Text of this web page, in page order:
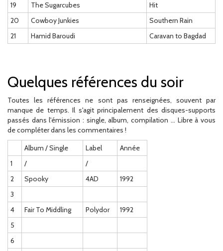
19
The Sugarcubes
Hit
20
Cowboy Junkies
Southern Rain
21
Hamid Baroudi Caravan to Bagdad
Quelques références du soir
Toutes les références ne sont pas renseignées, souvent par
manque de temps. Il s'agit principalement des disques-supports
passés dans l'émission : single, album, compilation ... Libre à vous
de compléter dans les commentaires !
Album / Single
Label
Année
1
/
/
2
Spooky 4AD
1992
3
4
Fair To Middling Polydor
1992
5
6